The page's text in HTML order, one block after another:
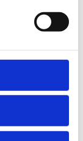
och samhället